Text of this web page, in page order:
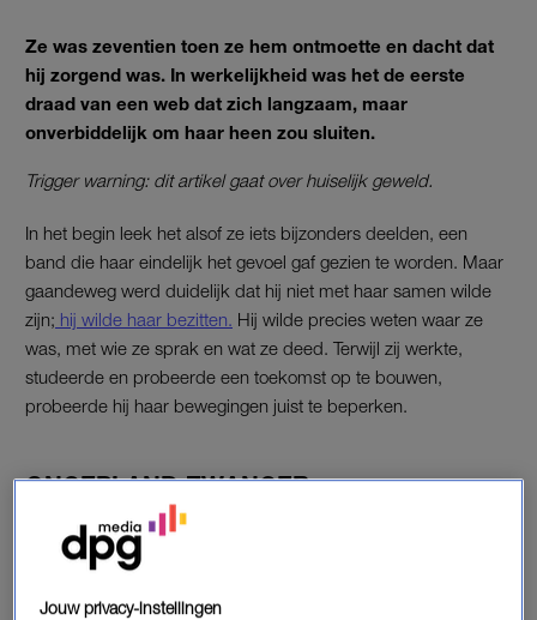
Ze was zeventien toen ze hem ontmoette en dacht dat
hij zorgend was. In werkelijkheid was het de eerste
draad van een web dat zich langzaam, maar
onverbiddelijk om haar heen zou sluiten.
Trigger warning: dit artikel gaat over huiselijk geweld.
In het begin leek het alsof ze iets bijzonders deelden, een
band die haar eindelijk het gevoel gaf gezien te worden. Maar
gaandeweg werd duidelijk dat hij niet met haar samen wilde
zijn; hij wilde haar bezitten. Hij wilde precies weten waar ze
was, met wie ze sprak en wat ze deed. Terwijl zij werkte,
studeerde en probeerde een toekomst op te bouwen,
probeerde hij haar bewegingen juist te beperken.
ONGEPLAND ZWANGER
Toen ze drieëntwintig was, bedreigde hij haar al na een maand
met een pistool. Ze zette hem uit huis, maar het moment dat
bevrijdend had moeten voelen, bleek slechts een korte
adempauze. Niet lang daarna drong hij zich opnieuw haar
Jouw privacy-instellingen